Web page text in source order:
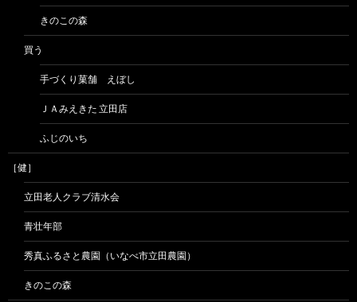
きのこの森
買う
手づくり菓舗 えぼし
ＪＡみえきた 立田店
ふじのいち
［健］
立田老人クラブ清水会
青壮年部
秀真ふるさと農園（いなべ市立田農園）
きのこの森